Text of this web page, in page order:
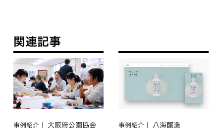
関連記事
事例紹介 大阪府公園協会 事例紹介 八海醸造